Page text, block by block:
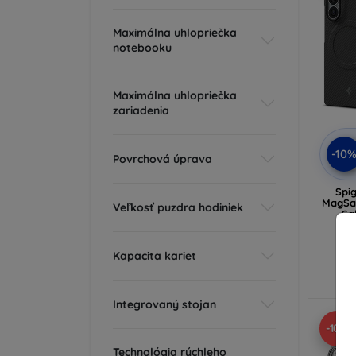
Maximálna uhlopriečka
notebooku
Maximálna uhlopriečka
zariadenia
Povrchová úprava
Veľkosť puzdra hodiniek
Kapacita kariet
Integrovaný stojan
Technológia rýchleho
-10%
-10%